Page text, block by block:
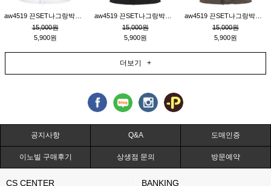
15,000원
5,900원
15,000원
5,900원
15,000원
5,900원
더보기 +
공지사항 Q&A 도매인증
이노빌 구매후기 상생점 문의 방문예약
CS CENTER BANKING